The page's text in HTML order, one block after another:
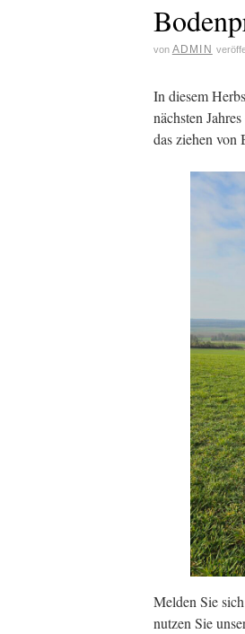
von ADMIN
In diesem
nächsten
das ziehen von
Melden Sie
nutzen Sie